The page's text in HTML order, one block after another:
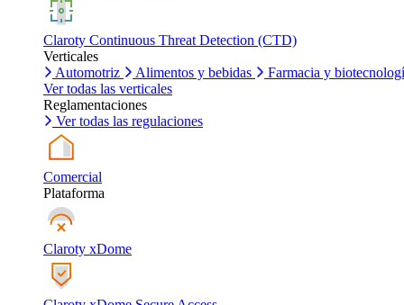
Claroty Continuous Threat Detection (CTD)
Verticales
Automotriz
Alimentos y bebidas
Farmacia y
Ver todas las verticales
Reglamentaciones
Ver todas las regulaciones
Comercial
Plataforma
Claroty xDome